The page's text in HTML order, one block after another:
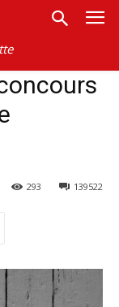
139522
293